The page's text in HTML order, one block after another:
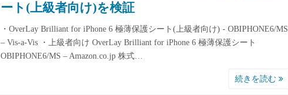
ート(上級者向け)を検証
・OverLay Brilliant for iPhone 6 極薄保護シート(上級者向け) - OBIPHONE6/MS
– Vis-a-Vis ・上級者向け OverLay Brilliant for iPhone 6 極薄保護シート
OBIPHONE6/MS – Amazon.co.jp 株式…
続きを読む